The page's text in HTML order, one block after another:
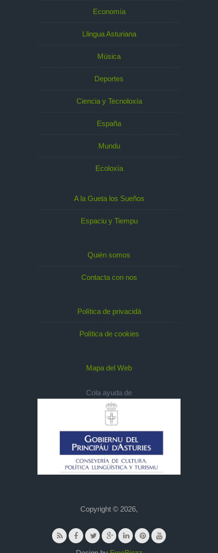
Economía
Llingua Asturiana
Música
Deportes
Ciencia y Tecnoloxía
España
Mundu
Ecoloxía
A la Gueta los Sueños
Espaciu y Tiempu
Quién somos
Contacta con nos
Política de privacidá
Política de cookies
Mapa del Web
Cola ayuda de
Copyright © 2026,